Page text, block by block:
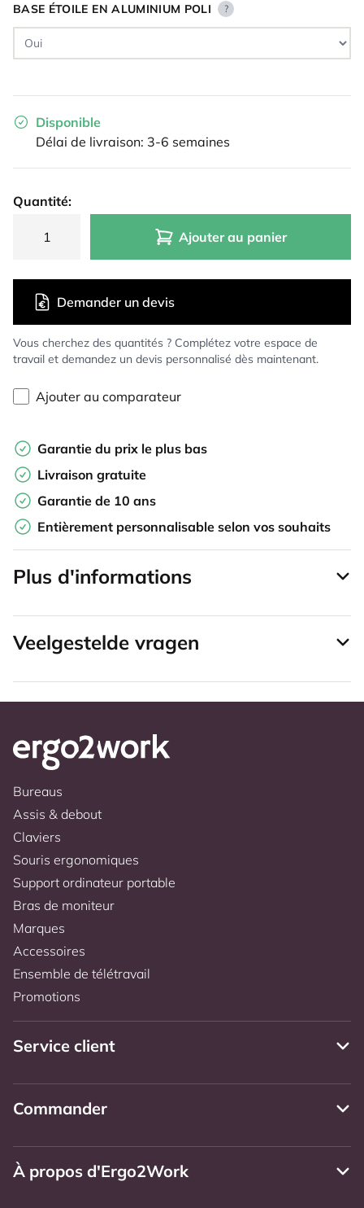
BASE ÉTOILE EN ALUMINIUM POLI ?
Disponible
Délai de livraison: 3-6 semaines
Quantité:
Ajouter au panier
Vous cherchez des quantités ? Complétez votre espace de
travail et demandez un devis personnalisé dès maintenant.
Demander un devis
Ajouter au comparateur
Garantie du prix le plus bas
Livraison gratuite
Garantie de 10 ans
Entièrement personnalisable selon vos souhaits
Plus d'informations
Veelgestelde vragen
Bureaus
Assis & debout
Claviers
Souris ergonomiques
Support ordinateur portable
Bras de moniteur
Marques
Accessoires
Ensemble de télétravail
Promotions
Service client
Commander
À propos d'Ergo2Work